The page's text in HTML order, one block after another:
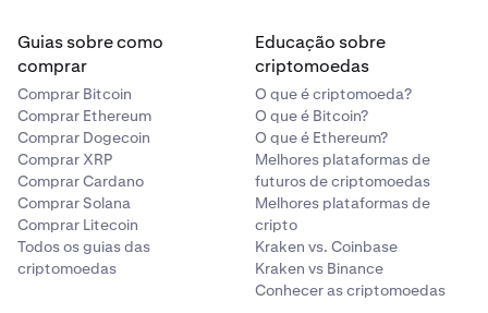
Guias sobre como
comprar
Comprar Bitcoin
Comprar Ethereum
Comprar Dogecoin
Comprar XRP
Comprar Cardano
Comprar Solana
Comprar Litecoin
Todos os guias das
criptomoedas
Educação sobre
criptomoedas
O que é criptomoeda?
O que é Bitcoin?
O que é Ethereum?
Melhores plataformas de
futuros de criptomoedas
Melhores plataformas de
cripto
Kraken vs. Coinbase
Kraken vs Binance
Conhecer as criptomoedas